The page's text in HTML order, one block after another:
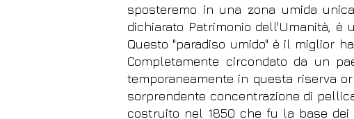
sposteremo in una zona umida
dichiarato Patrimonio dell'Umanità, è
Questo "paradiso umido" è il miglior
Completamente circondato da un
temporaneamente in questa riserva
sorprendente concentrazione di
costruito nel 1850 che fu la base dei